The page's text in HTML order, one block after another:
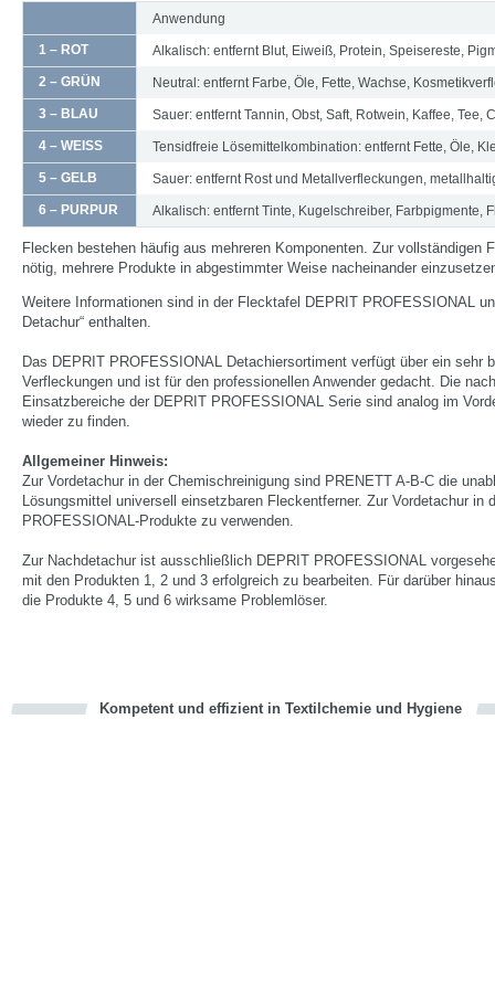
Anwendung
1 – ROT
Alkalisch: entfernt Blut, Eiweiß, Protein, Speisereste,
2 – GRÜN
Neutral: entfernt Farbe, Öle, Fette, Wachse,
3 – BLAU
Sauer: entfernt Tannin, Obst, Saft, Rotwein, Kaffee, Tee,
4 – WEISS
Tensidfreie Lösemittelkombination: entfernt Fette, Öle,
5 – GELB
Sauer: entfernt Rost und Metallverfleckungen,
6 – PURPUR
Alkalisch: entfernt Tinte, Kugelschreiber, Farbpigmente,
Flecken bestehen häufig aus mehreren Komponenten. Zur vollständigen
nötig, mehrere Produkte in abgestimmter Weise nacheinander
Weitere Informationen sind in der Flecktafel DEPRIT PROFESSIONAL
Detachur“ enthalten.
Das DEPRIT PROFESSIONAL Detachiersortiment verfügt über ein sehr
Verfleckungen und ist für den professionellen Anwender gedacht. Die
Einsatzbereiche der DEPRIT PROFESSIONAL Serie sind analog im
wieder zu finden.
Allgemeiner Hinweis:
Zur Vordetachur in der Chemischreinigung sind PRENETT A-B-C die
Lösungsmittel universell einsetzbaren Fleckentferner. Zur Vordetachur in
PROFESSIONAL-Produkte zu verwenden.
Zur Nachdetachur ist ausschließlich DEPRIT PROFESSIONAL
mit den Produkten 1, 2 und 3 erfolgreich zu bearbeiten. Für darüber
die Produkte 4, 5 und 6 wirksame Problemlöser.
Kompetent und effizient in Textilchemie und Hygiene